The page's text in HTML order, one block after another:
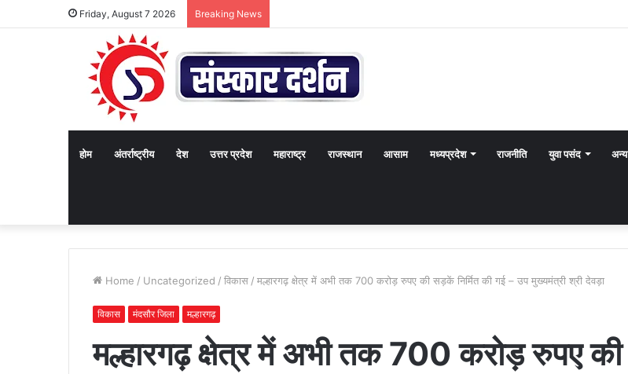
Friday, August 7 2026 Breaking News
होम अंतर्राष्ट्रीय देश उत्तर प्रदेश महाराष्ट्र राजस्थान आसाम मध्यप्रदेश राजनीति युवा पसंद अन्य
Home / Uncategorized / विकास / मल्हारगढ़ क्षेत्र में अभी तक 700 करोड़ रुपए की सड़कें निर्मित की गई – उप मुख्यमंत्री श्री देवड़ा
विकास मंदसौर जिला मल्हारगढ़
मल्हारगढ़ क्षेत्र में अभी तक 700 करोड़ रुपए की